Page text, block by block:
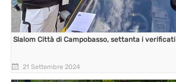
Slalom Città di Campobasso, settanta i verificati
21 Settembre 2024